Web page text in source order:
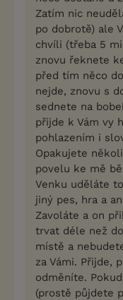
Zatím nic
po dobrotě) ale
chvíli (třeba 5
znovu řeknete
před tím něco
nejde, znovu s
sednete na
přijde k Vám vy
pohlazením i
Opakujete
povelu ke mě
Venku uděláte
jiný pes, hra a
Zavoláte a on
trvat déle než
místě a
za Vámi. Přijde,
odměníte.
(prostě půjdete